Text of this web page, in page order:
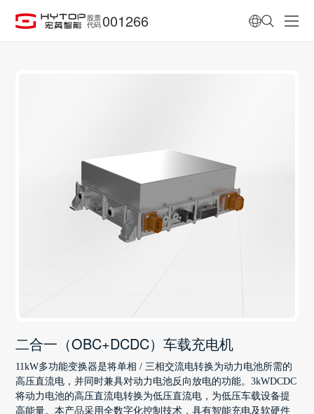
股票
代码 001266
二合一（OBC+DCDC）车载充电机
11kW多功能变换器是将单相 / 三相交流电转换为动力电池所需的
高压直流电，并同时兼具对动力电池反向放电的功能。3kWDCDC
将动力电池的高压直流电转换为低压直流电，为低压车载设备提
高能量。本产品采用全数字化控制技术，具有智能充电及软硬件